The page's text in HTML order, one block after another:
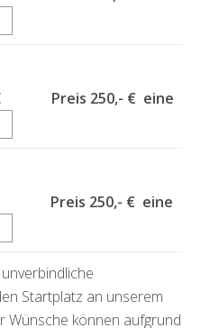
Preis 250,- € eine
Preis 250,- € eine
Startplatz an unserem
Wünsche können aufgrund